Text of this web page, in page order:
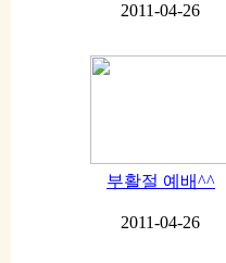
2011-04-26
부활절 예배^^
2011-04-26